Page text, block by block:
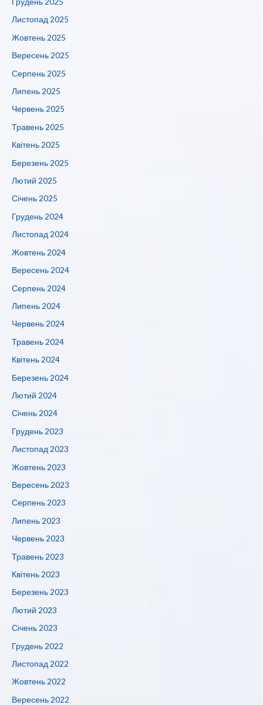
Листопад 2025
Жовтень 2025
Вересень 2025
Серпень 2025
Липень 2025
Червень 2025
Травень 2025
Квітень 2025
Березень 2025
Лютий 2025
Січень 2025
Грудень 2024
Листопад 2024
Жовтень 2024
Вересень 2024
Серпень 2024
Липень 2024
Червень 2024
Травень 2024
Квітень 2024
Березень 2024
Лютий 2024
Січень 2024
Грудень 2023
Листопад 2023
Жовтень 2023
Вересень 2023
Серпень 2023
Липень 2023
Червень 2023
Травень 2023
Квітень 2023
Березень 2023
Лютий 2023
Січень 2023
Грудень 2022
Листопад 2022
Жовтень 2022
Вересень 2022